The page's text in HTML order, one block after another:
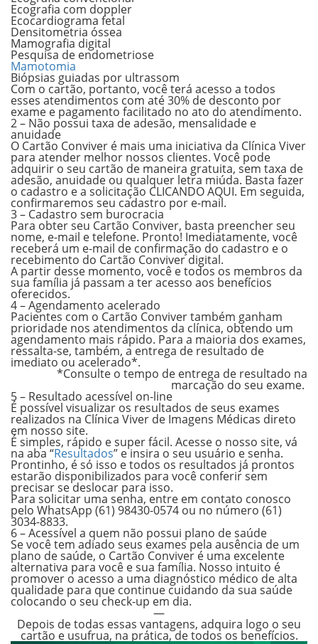
Ecografia com doppler
Ecocardiograma fetal
Densitometria óssea
Mamografia digital
Pesquisa de endometriose
Mamotomia
Biópsias guiadas por ultrassom
Com o cartão, portanto, você terá acesso a todos
esses atendimentos com até 30% de desconto por
exame e pagamento facilitado no ato do atendimento.
2 – Não possui taxa de adesão, mensalidade e
anuidade
O Cartão Conviver é mais uma iniciativa da Clínica Viver
para atender melhor nossos clientes. Você pode
adquirir o seu cartão de maneira gratuita, sem taxa de
adesão, anuidade ou qualquer letra miúda. Basta fazer
o cadastro e a solicitação CLICANDO AQUI. Em seguida,
confirmaremos seu cadastro por e-mail.
3 – Cadastro sem burocracia
Para obter seu Cartão Conviver, basta preencher seu
nome, e-mail e telefone. Pronto! Imediatamente, você
receberá um e-mail de confirmação do cadastro e o
recebimento do Cartão Conviver digital.
A partir desse momento, você e todos os membros da
sua família já passam a ter acesso aos benefícios
oferecidos.
4 – Agendamento acelerado
Pacientes com o Cartão Conviver também ganham
prioridade nos atendimentos da clínica, obtendo um
agendamento mais rápido. Para a maioria dos exames,
ressalta-se, também, a entrega de resultado de
imediato ou acelerado*.
*Consulte o tempo de entrega de resultado na
marcação do seu exame.
5 – Resultado acessível on-line
É possível visualizar os resultados de seus exames
realizados na Clínica Viver de Imagens Médicas direto
em nosso site.
É simples, rápido e super fácil. Acesse o nosso site, vá
na aba “Resultados” e insira o seu usuário e senha.
Prontinho, é só isso e todos os resultados já prontos
estarão disponibilizados para você conferir sem
precisar se deslocar para isso.
Para solicitar uma senha, entre em contato conosco
pelo WhatsApp (61) 98430-0574 ou no número (61)
3034-8833.
6 – Acessível a quem não possui plano de saúde
Se você tem adiado seus exames pela ausência de um
plano de saúde, o Cartão Conviver é uma excelente
alternativa para você e sua família. Nosso intuito é
promover o acesso a uma diagnóstico médico de alta
qualidade para que continue cuidando da sua saúde
colocando o seu check-up em dia.
—
Depois de todas essas vantagens, adquira logo o seu
cartão e usufrua, na prática, de todos os benefícios.